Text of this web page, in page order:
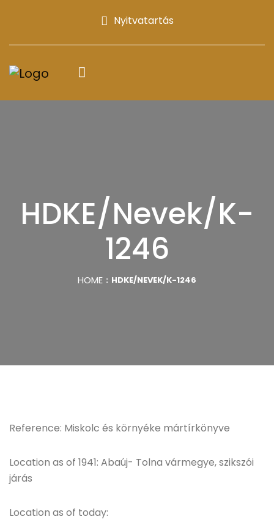
Nyitvatartás
HDKE/Nevek/K-
1246
HOME HDKE/NEVEK/K-1246
Reference: Miskolc és környéke mártírkönyve
Location as of 1941: Abaúj- Tolna vármegye, szikszói
járás
Location as of today: